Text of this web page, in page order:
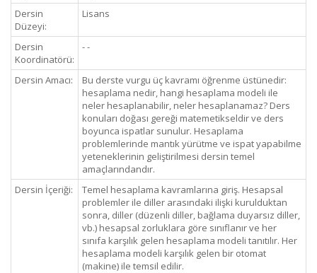
Dersin
Düzeyi:
Lisans
Dersin
Koordinatörü:
- -
Dersin Amacı:
Bu derste vurgu üç kavramı öğrenme üstünedir:
hesaplama nedir, hangi hesaplama modeli ile
neler hesaplanabilir, neler hesaplanamaz? Ders
konuları doğası gereği matemetikseldir ve ders
boyunca ispatlar sunulur. Hesaplama
problemlerinde mantık yürütme ve ispat yapabilme
yeteneklerinin geliştirilmesi dersin temel
amaçlarındandır.
Dersin İçeriği:
Temel hesaplama kavramlarına giriş. Hesapsal
problemler ile diller arasındaki ilişki kurulduktan
sonra, diller (düzenli diller, bağlama duyarsız diller,
vb.) hesapsal zorluklara göre sınıflanır ve her
sınıfa karşılık gelen hesaplama modeli tanıtılır. Her
hesaplama modeli karşılık gelen bir otomat
(makine) ile temsil edilir.